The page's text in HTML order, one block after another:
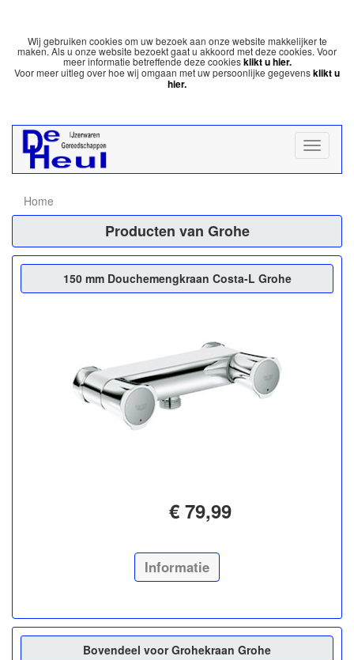
Wij gebruiken cookies om uw bezoek aan onze website makkelijker te
maken. Als u onze website bezoekt gaat u akkoord met deze cookies. Voor
meer informatie betreffende deze cookiesklikt u hier.
Voor meer uitleg over hoe wij omgaan met uw persoonlijke gegevensklikt u
hier.
Home
Producten van Grohe
150 mm Douchemengkraan Costa-L Grohe
€ 79,99
Informatie
Bovendeel voor Grohekraan Grohe